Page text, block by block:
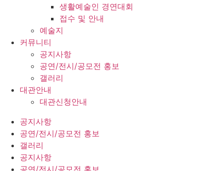
생활예술인 경연대회
접수 및 안내
예술지
커뮤니티
공지사항
공연/전시/공모전 홍보
갤러리
대관안내
대관신청안내
공지사항
공연/전시/공모전 홍보
갤러리
공지사항
공연/전시/공모전 홍보